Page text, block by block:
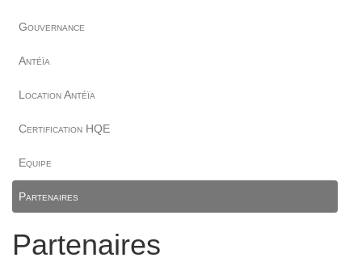
Gouvernance
Antéïa
Location Antéïa
Certification HQE
Equipe
Partenaires
Partenaires